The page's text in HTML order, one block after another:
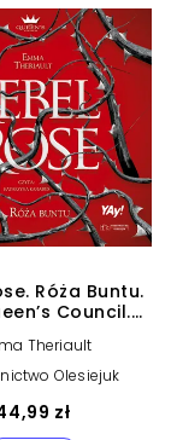
Róża Buntu.
Council.
Theriault
Olesiejuk
zł